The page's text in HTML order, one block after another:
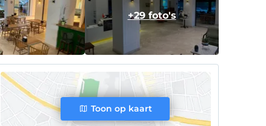
+29 foto's
Toon op kaart